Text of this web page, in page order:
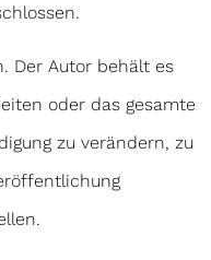
Der Autor behält es
oder das gesamte
zu verändern, zu